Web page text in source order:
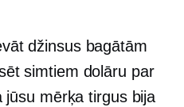
džinsus bagātām
simtiem dolāru par
mērķa tirgus bija